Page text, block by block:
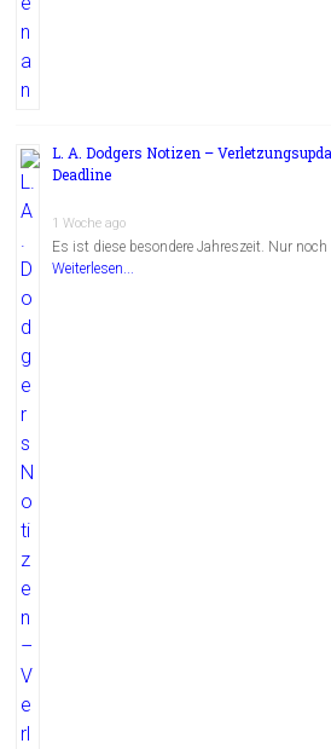
L. A. Dodgers Notizen –
Deadline
1 Woche ago
Es ist diese besondere Jahreszeit. Nur noch
Weiterlesen...